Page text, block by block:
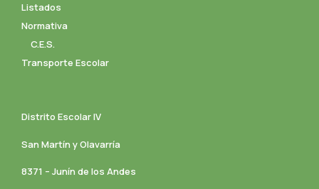
Listados
Normativa
C.E.S.
Transporte Escolar
Distrito Escolar IV
San Martín y Olavarría
8371 – Junín de los Andes